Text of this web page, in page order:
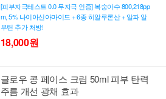
[피부자극테스트 0.0 무자극 인증] 복숭아수 800,218pp
m, 5% 나이아신아마이드 + 6종 히알루론산 + 알파 알
부틴 추가 처방!
18,000원
글로우 콩 페이스 크림 50ml 피부 탄력
주름 개선 광채 효과